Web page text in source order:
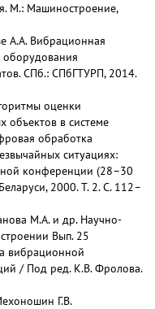
М.: Машиностроение,
А.А. Вибрационная
СПб.: СПбГТУРП, 2014.
оценки
объектов в системе
обработка
ситуациях:
конференции (28–30
2000. Т. 2. С. 112–
М.А. и др. Научно-
Вып. 25
вибрационной
/ Под ред. К.В. Фролова.
Г.В.